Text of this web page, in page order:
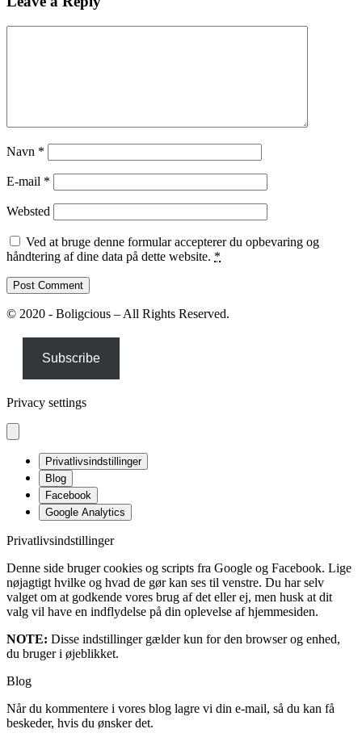
Navn *
E-mail *
Websted
Ved at bruge denne formular accepterer du opbevaring og
håndtering af dine data på dette website. *
© 2020 - Boligcious – All Rights Reserved.
Subscribe
Privacy settings
Privatlivsindstillinger
Blog
Facebook
Google Analytics
Privatlivsindstillinger
Denne side bruger cookies og scripts fra Google og Facebook. Lige
nøjagtigt hvilke og hvad de gør kan ses til venstre. Du har selv
valget om at godkende vores brug af det eller ej, men husk at dit
valg vil have en indflydelse på din oplevelse af hjemmesiden.
NOTE: Disse indstillinger gælder kun for den browser og enhed,
du bruger i øjeblikket.
Blog
Når du kommentere i vores blog lagre vi din e-mail, så du kan få
beskeder, hvis du ønsker det.